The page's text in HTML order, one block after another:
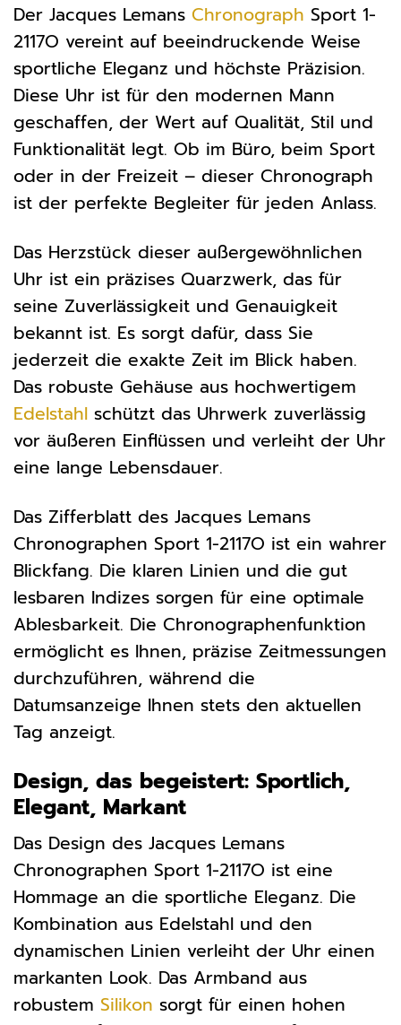
Der Jacques Lemans Chronograph Sport 1-
2117O vereint auf beeindruckende Weise
sportliche Eleganz und höchste Präzision.
Diese Uhr ist für den modernen Mann
geschaffen, der Wert auf Qualität, Stil und
Funktionalität legt. Ob im Büro, beim Sport
oder in der Freizeit – dieser Chronograph
ist der perfekte Begleiter für jeden Anlass.
Das Herzstück dieser außergewöhnlichen
Uhr ist ein präzises Quarzwerk, das für
seine Zuverlässigkeit und Genauigkeit
bekannt ist. Es sorgt dafür, dass Sie
jederzeit die exakte Zeit im Blick haben.
Das robuste Gehäuse aus hochwertigem
Edelstahl schützt das Uhrwerk zuverlässig
vor äußeren Einflüssen und verleiht der Uhr
eine lange Lebensdauer.
Das Zifferblatt des Jacques Lemans
Chronographen Sport 1-2117O ist ein wahrer
Blickfang. Die klaren Linien und die gut
lesbaren Indizes sorgen für eine optimale
Ablesbarkeit. Die Chronographenfunktion
ermöglicht es Ihnen, präzise Zeitmessungen
durchzuführen, während die
Datumsanzeige Ihnen stets den aktuellen
Tag anzeigt.
Design, das begeistert: Sportlich,
Elegant, Markant
Das Design des Jacques Lemans
Chronographen Sport 1-2117O ist eine
Hommage an die sportliche Eleganz. Die
Kombination aus Edelstahl und den
dynamischen Linien verleiht der Uhr einen
markanten Look. Das Armband aus
robustem Silikon sorgt für einen hohen